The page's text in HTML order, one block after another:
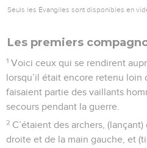
Seuls les Évangiles sont disponibles en
Les premiers
1 Voici ceux qui se rendirent
lorsqu’il était encore retenu loin
faisaient partie des vaillants
secours pendant la guerre.
2 C’étaient des archers,
droite et de la main gauche, et